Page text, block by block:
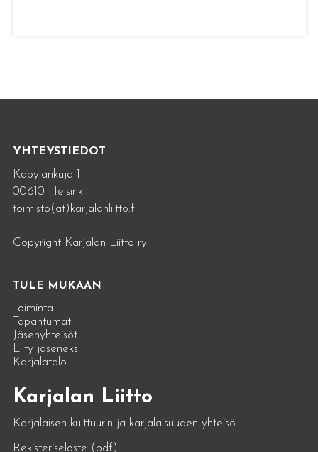
YHTEYSTIEDOT
Käpylänkuja 1
00610 Helsinki
toimisto(at)karjalanliitto.fi
Copyright Karjalan Liitto ry
TULE MUKAAN
Toiminta
Tapahtumat
Jäsenyhteisöt
Liity jäseneksi
Karjalatalo
Karjalan Liitto
Karjalaisen kulttuurin ja karjalaisuuden yhteisö
Rekisteriseloste (pdf)